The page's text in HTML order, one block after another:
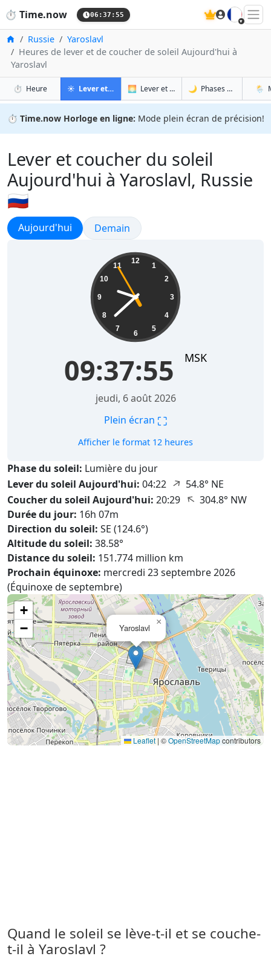
⏱️ Time.now 06:37:56 🇫🇷
Accueil
Russie
Yaroslavl
Heures de lever et de coucher de soleil Aujourd'hui à
Yaroslavl
⏱️ Heureà Yaroslavl
☀️ Lever et coucher du soleil à Yaroslavl
🌅 Lever et coucher du soleil demain à
🌙 Phases de la Lune à
🌦️
⏱️ Time.now Horloge en ligne: Mode plein écran de précision!
Lever et coucher du soleil
Aujourd'hui à Yaroslavl, Russie
🇷🇺
Lever et coucher du soleil
Aujourd'hui Lever et coucher du soleil
Demain
12
1
2
3
4
5
6
7
8
9
10
11
09:37:56 MSK
jeudi, 6 août 2026
Plein écran ⛶
Afficher le format 12 heures
Phase du soleil: Lumière du jour
Lever du soleil Aujourd'hui: 04:22 ↑ 54.8° NE
Coucher du soleil Aujourd'hui: 20:29 ↑304.8° NW
Durée du jour: 16h 07m
Direction du soleil: SE (124.6°)
Altitude du soleil: 38.58°
Distance du soleil: 151.774 million km
Prochain équinoxe: mercredi 23 septembre 2026
(Équinoxe de septembre)
Yaroslavl
×
+
−
Leaflet |©OpenStreetMapcontributors
Quand le soleil se lève-t-il et se couche-
t-il à Yaroslavl ?